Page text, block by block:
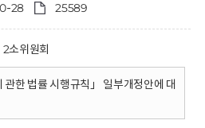
28 25589
2소위원회
관한 법률 시행규칙」 일부개정안에 대